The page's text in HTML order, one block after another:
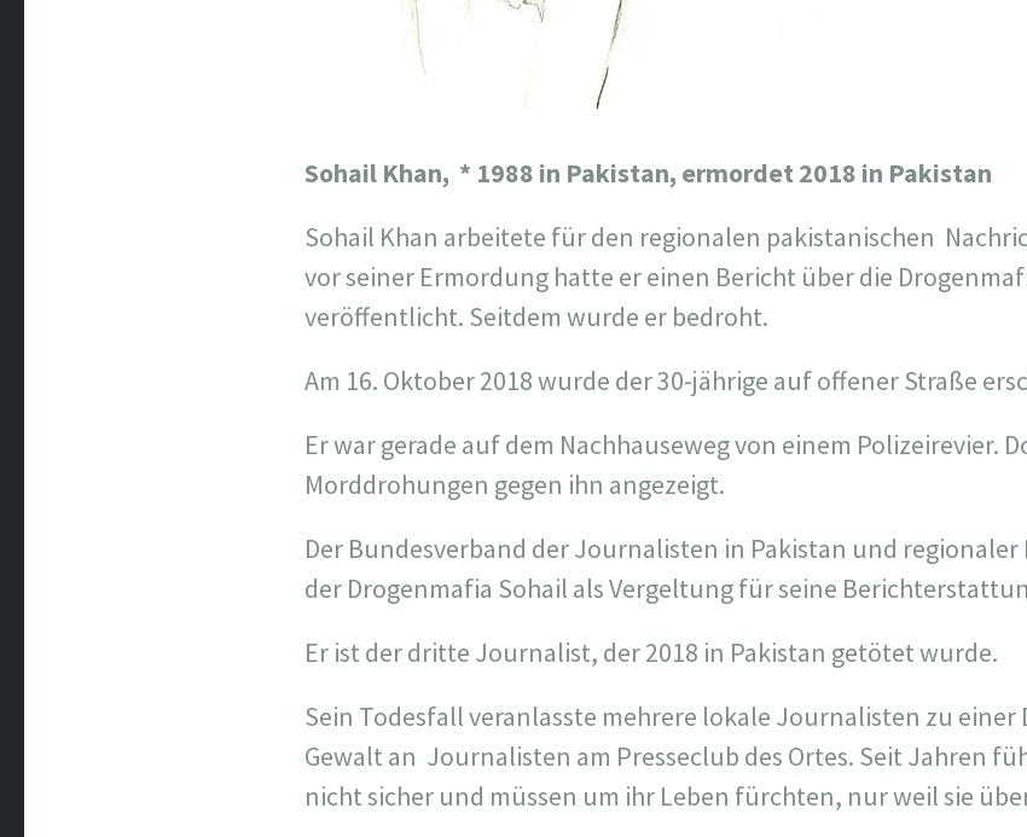
Sohail Khan, * 1988 in Pakistan, ermordet 2018 in Pakistan
Sohail Khan arbeitete für den regionalen pakistanischen
vor seiner Ermordung hatte er einen Bericht über die
veröffentlicht. Seitdem wurde er bedroht.
Am 16. Oktober 2018 wurde der 30-jährige auf offener Straße
Er war gerade auf dem Nachhauseweg von einem Polizeirevier.
Morddrohungen gegen ihn angezeigt.
Der Bundesverband der Journalisten in Pakistan und
der Drogenmafia Sohail als Vergeltung für seine
Er ist der dritte Journalist, der 2018 in Pakistan getötet wurde.
Sein Todesfall veranlasste mehrere lokale Journalisten zu einer
Gewalt an Journalisten am Presseclub des Ortes. Seit Jahren
nicht sicher und müssen um ihr Leben fürchten, nur weil sie